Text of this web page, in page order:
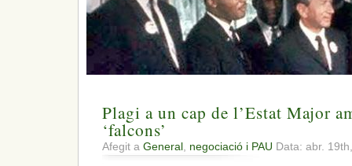
Plagi a un cap de l’Estat Major
‘falcons’
Afegit a General negociació i PAU Data: abr.